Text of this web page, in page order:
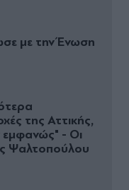
με την Ένωση
της Αττικής,
εμφανώς" - Οι
Ψαλτοπούλου